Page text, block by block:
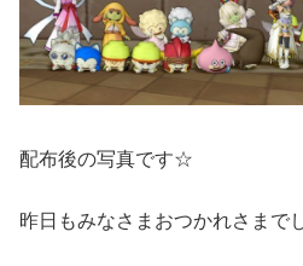
配布後の写真です☆
昨日もみなさまおつかれさまで